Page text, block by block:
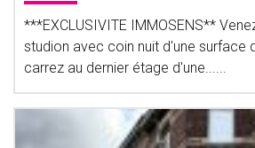
***EXCLUSIVITE IMMOSENS**
studion avec coin nuit d'une surface
carrez au dernier étage d'une......